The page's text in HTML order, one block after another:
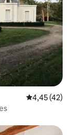
საშუალო
4,45 (42)